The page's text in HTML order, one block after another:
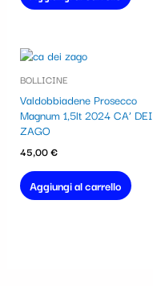
BOLLICINE
Valdobbiadene Prosecco
Magnum 1,5lt 2024 CA’ DEI
ZAGO
45,00€
Aggiungi al carrello